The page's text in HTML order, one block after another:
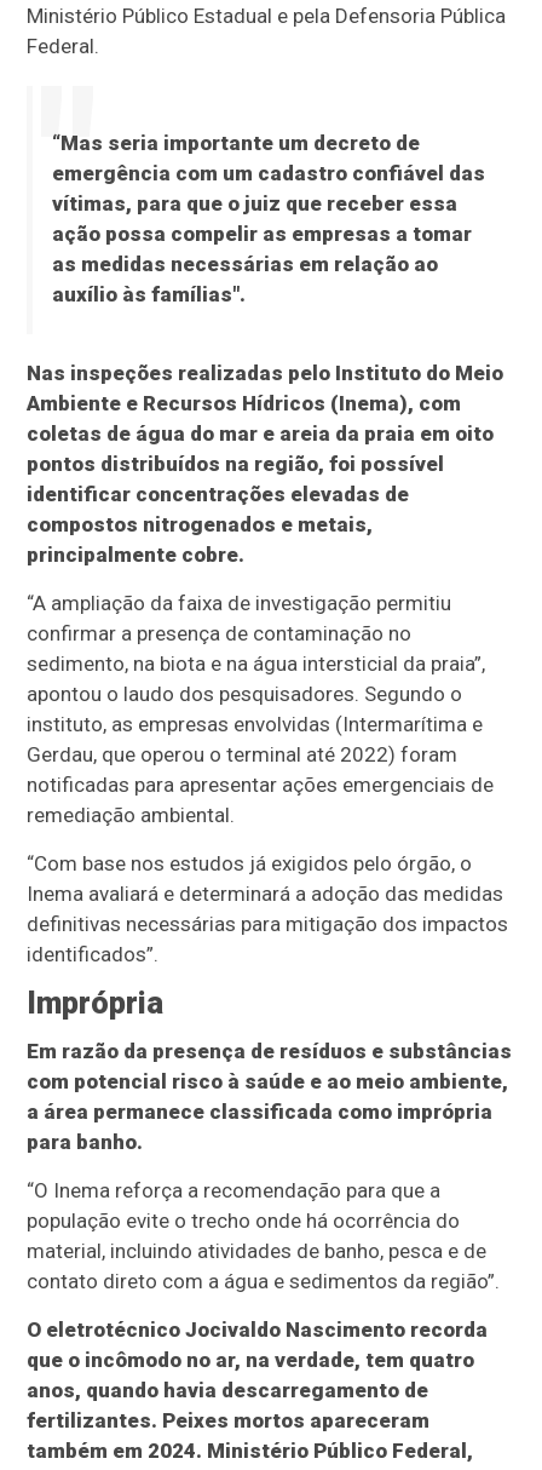
Ministério Público Estadual e pela Defensoria Pública
Federal.
“Mas seria importante um decreto de
emergência com um cadastro confiável das
vítimas, para que o juiz que receber essa
ação possa compelir as empresas a tomar
as medidas necessárias em relação ao
auxílio às famílias".
Nas inspeções realizadas pelo Instituto do Meio
Ambiente e Recursos Hídricos (Inema), com
coletas de água do mar e areia da praia em oito
pontos distribuídos na região, foi possível
identificar concentrações elevadas de
compostos nitrogenados e metais,
principalmente cobre.
“A ampliação da faixa de investigação permitiu
confirmar a presença de contaminação no
sedimento, na biota e na água intersticial da praia”,
apontou o laudo dos pesquisadores. Segundo o
instituto, as empresas envolvidas (Intermarítima e
Gerdau, que operou o terminal até 2022) foram
notificadas para apresentar ações emergenciais de
remediação ambiental.
“Com base nos estudos já exigidos pelo órgão, o
Inema avaliará e determinará a adoção das medidas
definitivas necessárias para mitigação dos impactos
identificados”.
Imprópria
Em razão da presença de resíduos e substâncias
com potencial risco à saúde e ao meio ambiente,
a área permanece classificada como imprópria
para banho.
“O Inema reforça a recomendação para que a
população evite o trecho onde há ocorrência do
material, incluindo atividades de banho, pesca e de
contato direto com a água e sedimentos da região”.
O eletrotécnico Jocivaldo Nascimento recorda
que o incômodo no ar, na verdade, tem quatro
anos, quando havia descarregamento de
fertilizantes. Peixes mortos apareceram
também em 2024. Ministério Público Federal,